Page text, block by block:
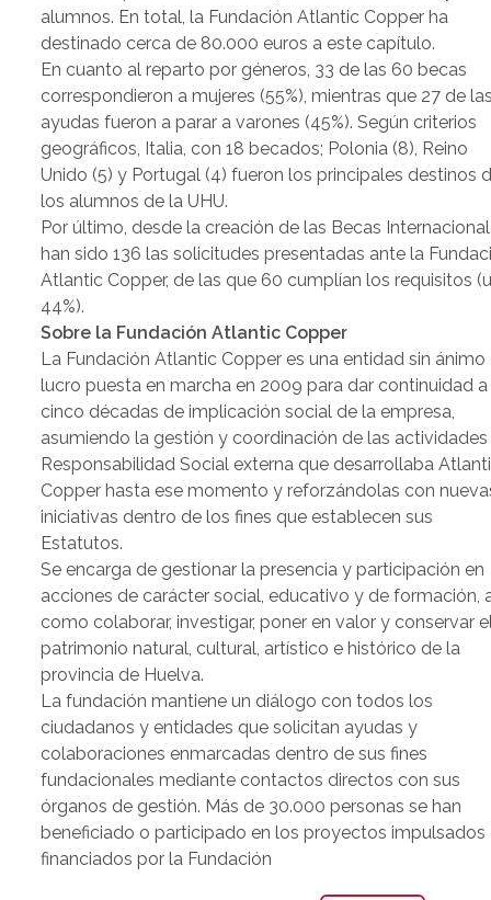
alumnos. En total, la Fundación Atlantic Copper ha
destinado cerca de 80.000 euros a este capítulo.
En cuanto al reparto por géneros, 33 de las 60 becas
correspondieron a mujeres (55%), mientras que 27 de
ayudas fueron a parar a varones (45%). Según criterios
geográficos, Italia, con 18 becados; Polonia (8), Reino
Unido (5) y Portugal (4) fueron los principales destinos
los alumnos de la UHU.
Por último, desde la creación de las Becas
han sido 136 las solicitudes presentadas ante la
Atlantic Copper, de las que 60 cumplían los requisitos
44%).
Sobre la Fundación Atlantic Copper
La Fundación Atlantic Copper es una entidad sin ánimo
lucro puesta en marcha en 2009 para dar continuidad a
cinco décadas de implicación social de la empresa,
asumiendo la gestión y coordinación de las
Responsabilidad Social externa que desarrollaba
Copper hasta ese momento y reforzándolas con
iniciativas dentro de los fines que establecen sus
Estatutos.
Se encarga de gestionar la presencia y participación en
acciones de carácter social, educativo y de formación,
como colaborar, investigar, poner en valor y conservar
patrimonio natural, cultural, artístico e histórico de la
provincia de Huelva.
La fundación mantiene un diálogo con todos los
ciudadanos y entidades que solicitan ayudas y
colaboraciones enmarcadas dentro de sus fines
fundacionales mediante contactos directos con sus
órganos de gestión. Más de 30.000 personas se han
beneficiado o participado en los proyectos impulsados
financiados por la Fundación